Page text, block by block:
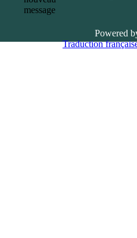
Powered
Traduction